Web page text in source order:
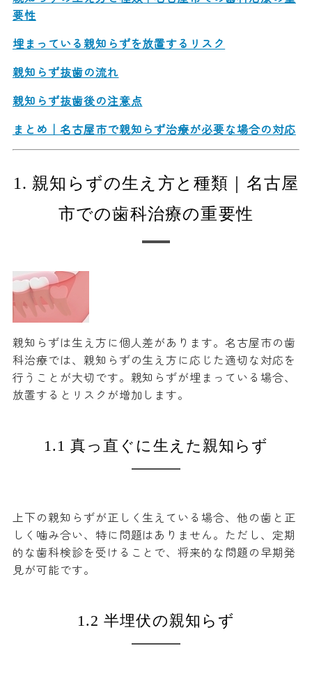
要性
埋まっている親知らずを放置するリスク
親知らず抜歯の流れ
親知らず抜歯後の注意点
まとめ｜名古屋市で親知らず治療が必要な場合の対応
1. 親知らずの生え方と種類｜名古屋
市での歯科治療の重要性
親知らずは生え方に個人差があります。名古屋市の歯
科治療では、親知らずの生え方に応じた適切な対応を
行うことが大切です。親知らずが埋まっている場合、
放置するとリスクが増加します。
1.1 真っ直ぐに生えた親知らず
上下の親知らずが正しく生えている場合、他の歯と正
しく噛み合い、特に問題はありません。ただし、定期
的な歯科検診を受けることで、将来的な問題の早期発
見が可能です。
1.2 半埋伏の親知らず